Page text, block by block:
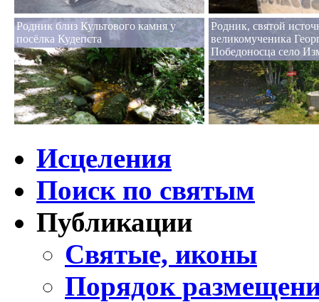
Родник близ Культового камня у
посёлка Кудепста
Родник, святой
великомученика
Победоносца село
Исцеления
Поиск по святым
Публикации
Святые, иконы
Порядок